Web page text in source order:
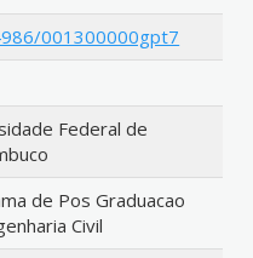
001300000gpt7
Federal de
de Pos Graduacao
Civil